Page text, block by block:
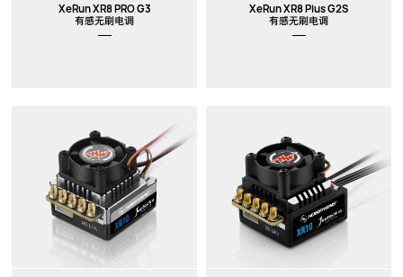
XeRun XR8 PRO G3
有感无刷电调
XeRun XR8 Plus G2S
有感无刷电调